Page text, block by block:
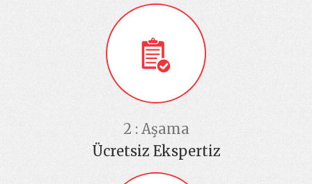
2 : Aşama
Ücretsiz Ekspertiz